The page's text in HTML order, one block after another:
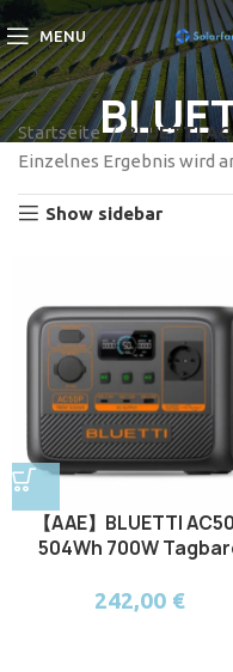
MENU
Startseite
BLUETTI
Einzelnes Ergebnis wird
Show sidebar
【AAE】BLUETTI
504Wh 700W
242,00 €